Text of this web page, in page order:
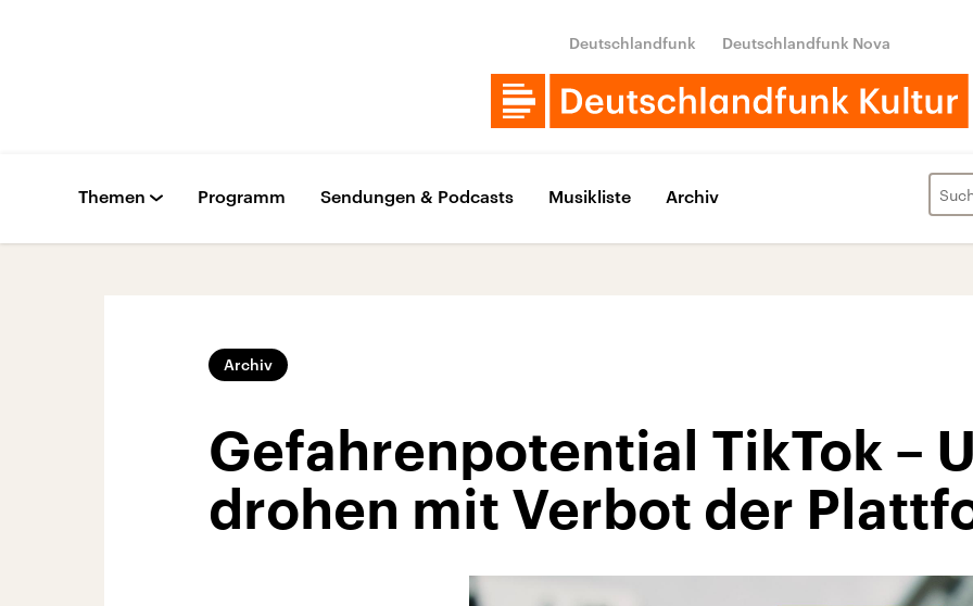
Deutschlandfunk Deutschlandfunk Nova
Themen Programm Sendungen & Podcasts Musikliste Archiv
Archiv
Gefahrenpotential TikTok –
drohen mit Verbot der